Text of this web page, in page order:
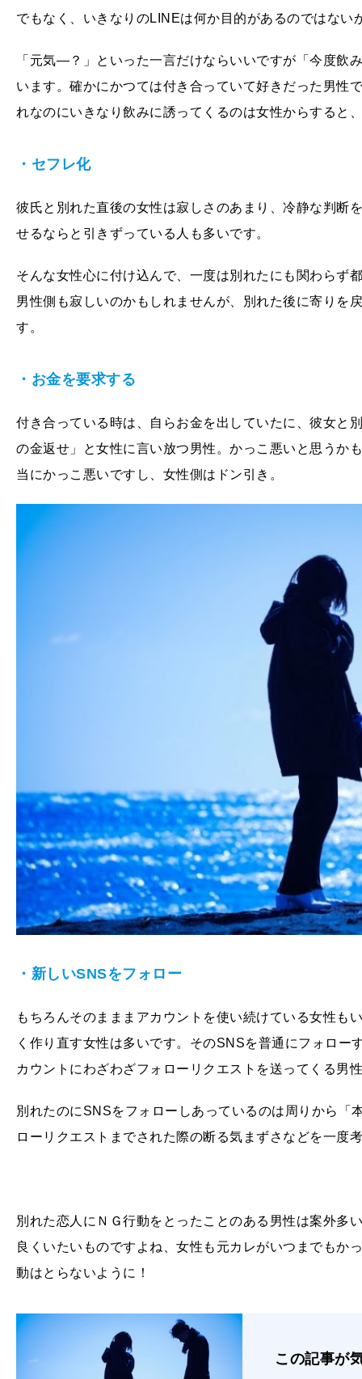
でもなく、いきなりのLINEは何か目的があるのではない
「元気―？」といった一言だけならいいですが「今度飲
います。確かにかつては付き合っていて好きだった男性
れなのにいきなり飲みに誘ってくるのは女性からすると
・セフレ化
彼氏と別れた直後の女性は寂しさのあまり、冷静な判断
せるならと引きずっている人も多いです。
そんな女性心に付け込んで、一度は別れたにも関わらず
男性側も寂しいのかもしれませんが、別れた後に寄りを
す。
・お金を要求する
付き合っている時は、自らお金を出していたに、彼女と
の金返せ」と女性に言い放つ男性。かっこ悪いと思うか
当にかっこ悪いですし、女性側はドン引き。
・新しいSNSをフォロー
もちろんそのまままアカウントを使い続けている女性も
く作り直す女性は多いです。そのSNSを普通にフォロ
カウントにわざわざフォローリクエストを送ってくる男
別れたのにSNSをフォローしあっているのは周りから「
ローリクエストまでされた際の断る気まずさなどを一度
別れた恋人にＮＧ行動をとったことのある男性は案外多
良くいたいものですよね、女性も元カレがいつまでもか
動はとらないように！
この記事が